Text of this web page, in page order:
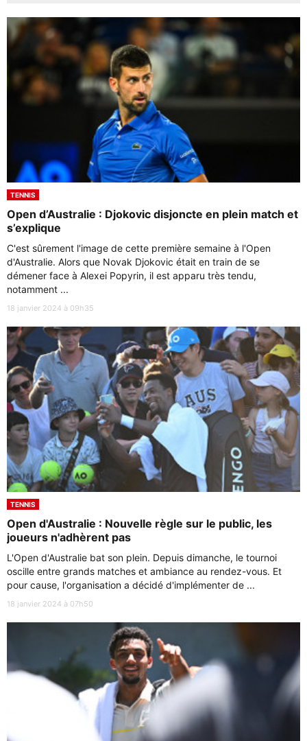
TENNIS
Open d’Australie : Djokovic disjoncte en plein match et
s’explique
C'est sûrement l'image de cette première semaine à l'Open
d'Australie. Alors que Novak Djokovic était en train de se
démener face à Alexei Popyrin, il est apparu très tendu,
notamment ...
18 janvier 2024 à 09h35
TENNIS
Open d'Australie : Nouvelle règle sur le public, les
joueurs n'adhèrent pas
L'Open d'Australie bat son plein. Depuis dimanche, le tournoi
oscille entre grands matches et ambiance au rendez-vous. Et
pour cause, l'organisation a décidé d'implémenter de ...
18 janvier 2024 à 07h50